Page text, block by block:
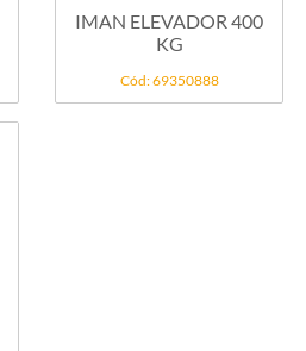
IMAN ELEVADOR 400
KG
Cód: 69350888